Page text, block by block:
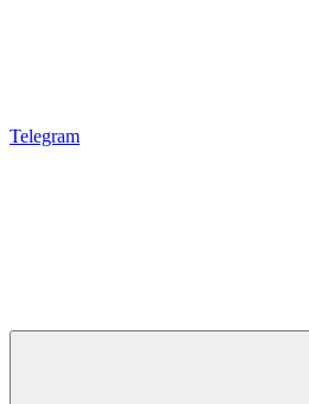
Telegram